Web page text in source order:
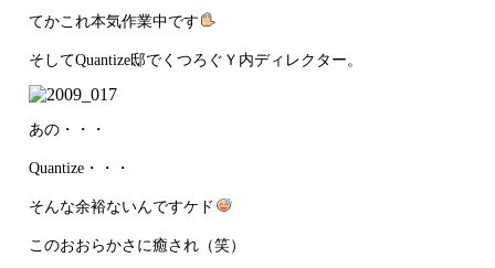
てかこれ本気作業中です
そしてQuantize邸でくつろぐＹ内ディレクター。
あの・・・
Quantize・・・
そんな余裕ないんですケド
このおおらかさに癒され（笑）